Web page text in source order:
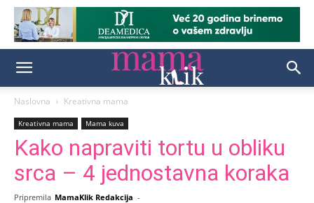
Naslovna Kreativna mama
Kreativna mama Mama kuva
Kako napraviti tortu u obliku
srca – 4 jednostavna koraka
Pripremila MamaKlik Redakcija -